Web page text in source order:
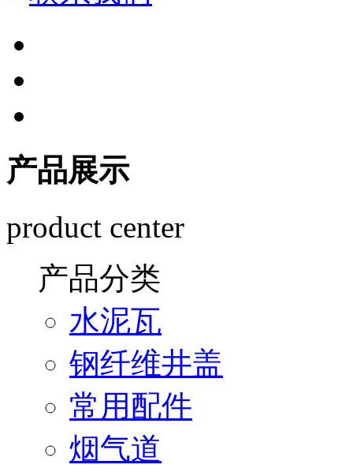
产品展示
product center
产品分类
水泥瓦
钢纤维井盖
常用配件
烟气道